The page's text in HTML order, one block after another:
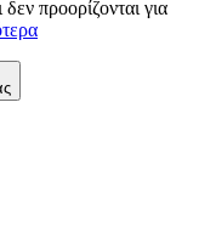
προορίζονται για